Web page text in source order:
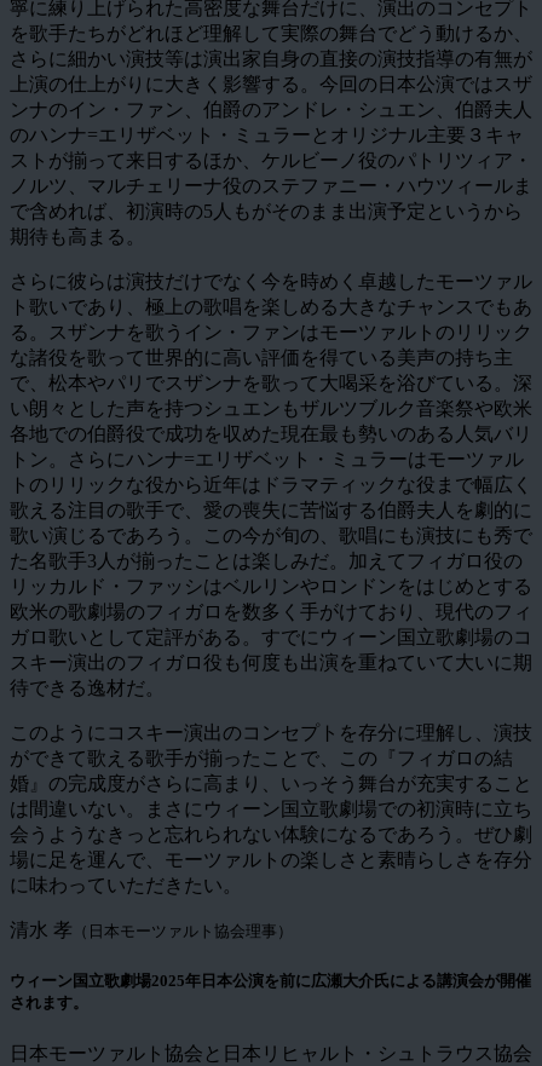
寧に練り上げられた高密度な舞台だけに、演出のコンセプト
を歌手たちがどれほど理解して実際の舞台でどう動けるか、
さらに細かい演技等は演出家自身の直接の演技指導の有無が
上演の仕上がりに大きく影響する。今回の日本公演ではスザ
ンナのイン・ファン、伯爵のアンドレ・シュエン、伯爵夫人
のハンナ=エリザベット・ミュラーとオリジナル主要３キャ
ストが揃って来日するほか、ケルビーノ役のパトリツィア・
ノルツ、マルチェリーナ役のステファニー・ハウツィールま
で含めれば、初演時の5人もがそのまま出演予定というから
期待も高まる。
さらに彼らは演技だけでなく今を時めく卓越したモーツァル
ト歌いであり、極上の歌唱を楽しめる大きなチャンスでもあ
る。スザンナを歌うイン・ファンはモーツァルトのリリック
な諸役を歌って世界的に高い評価を得ている美声の持ち主
で、松本やパリでスザンナを歌って大喝采を浴びている。深
い朗々とした声を持つシュエンもザルツブルク音楽祭や欧米
各地での伯爵役で成功を収めた現在最も勢いのある人気バリ
トン。さらにハンナ=エリザベット・ミュラーはモーツァル
トのリリックな役から近年はドラマティックな役まで幅広く
歌える注目の歌手で、愛の喪失に苦悩する伯爵夫人を劇的に
歌い演じるであろう。この今が旬の、歌唱にも演技にも秀で
た名歌手3人が揃ったことは楽しみだ。加えてフィガロ役の
リッカルド・ファッシはベルリンやロンドンをはじめとする
欧米の歌劇場のフィガロを数多く手がけており、現代のフィ
ガロ歌いとして定評がある。すでにウィーン国立歌劇場のコ
スキー演出のフィガロ役も何度も出演を重ねていて大いに期
待できる逸材だ。
このようにコスキー演出のコンセプトを存分に理解し、演技
ができて歌える歌手が揃ったことで、この『フィガロの結
婚』の完成度がさらに高まり、いっそう舞台が充実すること
は間違いない。まさにウィーン国立歌劇場での初演時に立ち
会うようなきっと忘れられない体験になるであろう。ぜひ劇
場に足を運んで、モーツァルトの楽しさと素晴らしさを存分
に味わっていただきたい。
清水 孝 （日本モーツァルト協会理事）
ウィーン国立歌劇場2025年日本公演を前に広瀬大介氏による講演会が開催
されます。
日本モーツァルト協会と日本リヒャルト・シュトラウス協会